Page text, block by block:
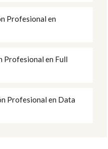
Profesional en
Profesional en Full
Profesional en Data